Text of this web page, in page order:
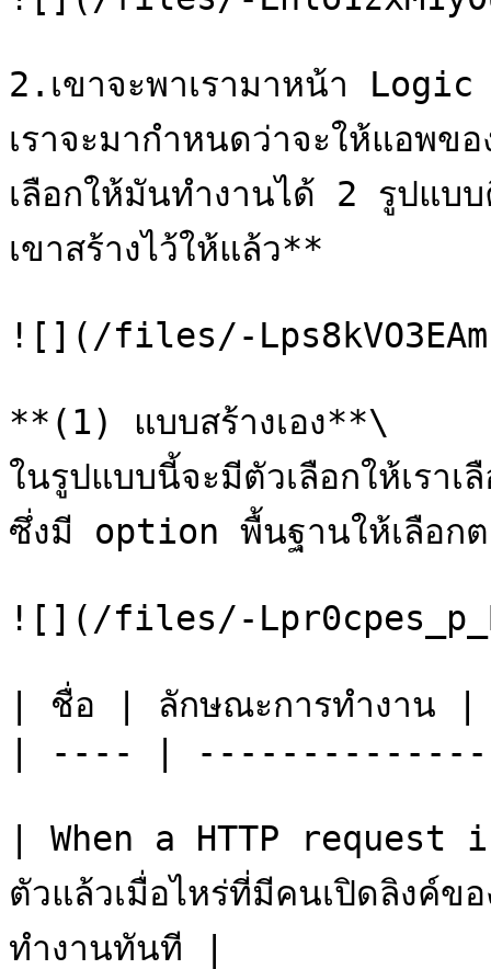
2.เขาจะพาเรามาหน้า
เราจะมากำหนดว่าจะให้แอพข
เลือกให้มันทำงานได้ 2 รูปแ
เขาสร้างไว้ให้แล้ว**
![](/files/-
**(1) แบบสร้างเอง**\
ในรูปแบบนี้จะมีตัวเลือกให้เราเ
ซึ่งมี option พื้นฐานให้เลือกต
![](/files/-
| ชื่อ | ลักษณะการทำงาน |
| ---- |
| When a HTTP request
ตัวแล้วเมื่อไหร่ที่มีคนเปิดลิงค์ข
ทำงานทันที |